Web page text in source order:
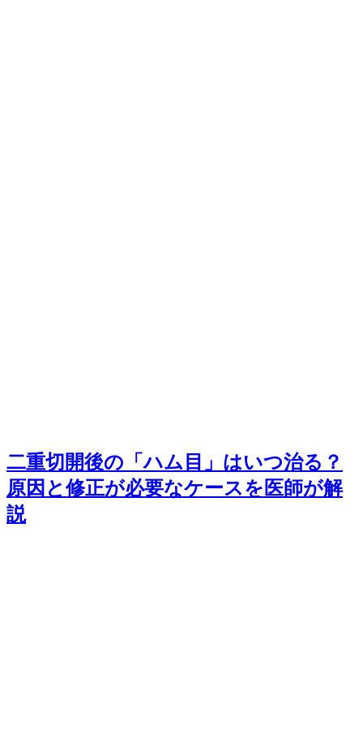
二重切開後の「ハム目」はいつ治る？
原因と修正が必要なケースを医師が解
説